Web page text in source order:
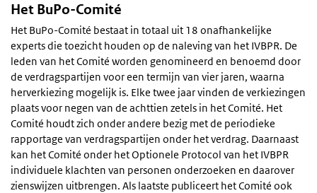
Het BuPo-Comité
Het BuPo-Comité bestaat in totaal uit 18 onafhankelijke
experts die toezicht houden op de naleving van het IVBPR. De
leden van het Comité worden genomineerd en benoemd door
de verdragspartijen voor een termijn van vier jaren, waarna
herverkiezing mogelijk is. Elke twee jaar vinden de verkiezingen
plaats voor negen van de achttien zetels in het Comité. Het
Comité houdt zich onder andere bezig met de periodieke
rapportage van verdragspartijen onder het verdrag. Daarnaast
kan het Comité onder het Optionele Protocol van het IVBPR
individuele klachten van personen onderzoeken en daarover
zienswijzen uitbrengen. Als laatste publiceert het Comité ook